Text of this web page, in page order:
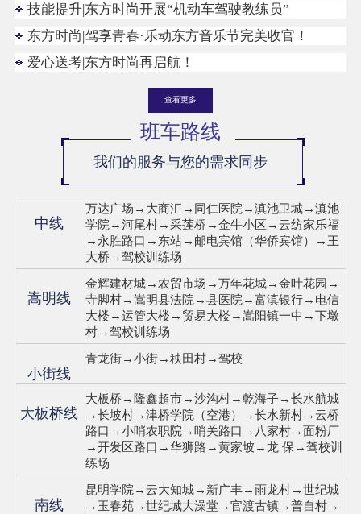
技能提升|东方时尚开展“机动车驾驶教练员”
东方时尚|驾享青春·乐动东方音乐节完美收官！
爱心送考|东方时尚再启航！
查看更多
班车路线
我们的服务与您的需求同步
中线
万达广场→大商汇→同仁医院→滇池卫城→滇池
学院→河尾村→采莲桥→金牛小区→云纺家乐福
→永胜路口→东站→邮电宾馆（华侨宾馆）→王
大桥→驾校训练场
嵩明线
金辉建材城→农贸市场→万年花城→金叶花园→
寺脚村→嵩明县法院→县医院→富滇银行→电信
大楼→运管大楼→贸易大楼→嵩阳镇一中→下墩
村→驾校训练场
小街线
青龙街→小街→秧田村→驾校
大板桥线
大板桥→隆鑫超市→沙沟村→乾海子→长水航城
→长坡村→津桥学院（空港）→长水新村→云桥
路口→小哨农职院→哨关路口→八家村→面粉厂
→开发区路口→华狮路→黄家坡→龙 保→驾校训
练场
南线
昆明学院→云大知城→新广丰→雨龙村→世纪城
→玉春苑→世纪城大澡堂→官渡古镇→普自村→